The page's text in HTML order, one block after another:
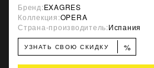
Бренд:EXAGRES
Коллекция:OPERA
Страна-производитель:Испания
УЗНАТЬ СВОЮ СКИДКУ %